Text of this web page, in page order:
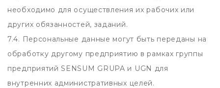
необходимо для осуществления их рабочих или
других обязанностей, заданий.
7.4. Персональные данные могут быть переданы на
обработку другому предприятию в рамках группы
предприятий SENSUM GRUPA и UGN для
внутренних административных целей.